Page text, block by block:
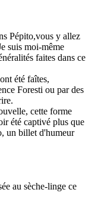
Pépito,vous y allez
suis moi-même
faites dans ce
été faîtes,
Foresti ou par des
cette forme
été captivé plus que
un billet d'humeur
au sèche-linge ce